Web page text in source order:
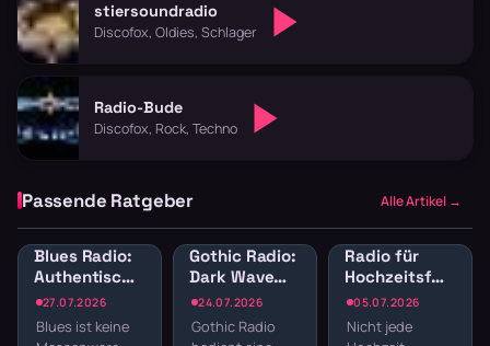
stiersoundradio
Discofox, Oldies, Schlager
Radio-Bude
Discofox, Rock, Techno
Passende Ratgeber Alle Artikel →
27.07.2026
Blues Radio:
Authentische
Blues-Sender
online hören
Blues ist keine
24.07.2026
Gothic Radio:
Dark Wave
und
Alternative
für schwarze
Gothic Radio
05.07.2026
Radio für
Hochzeitsfeier:
Sender für
Empfang,
Dinner und
Nicht jede